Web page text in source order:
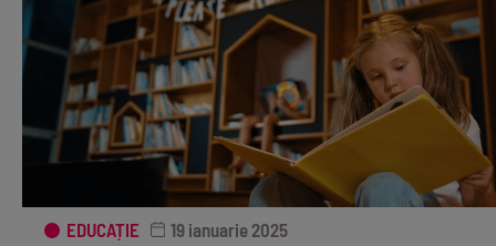
EDUCAȚIE 19 ianuarie 2025